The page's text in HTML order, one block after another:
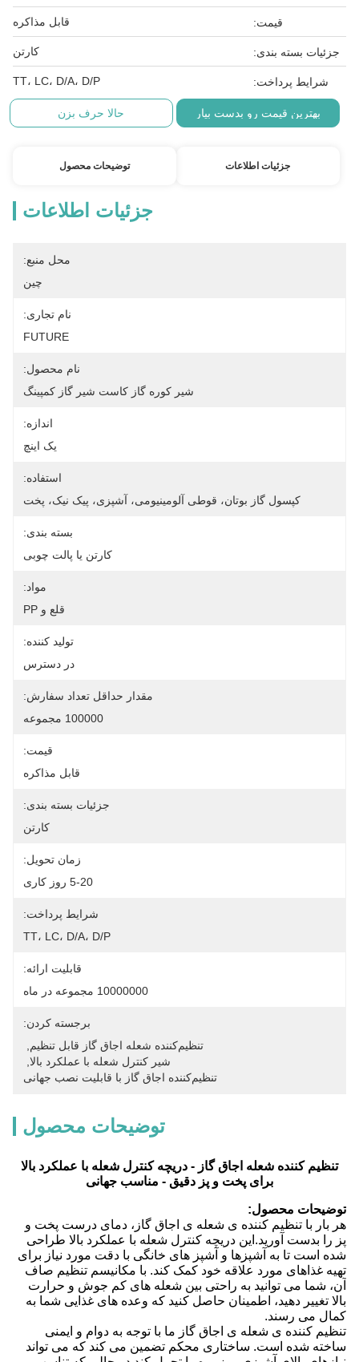
قیمت: قابل مذاکره
جزئیات بسته بندی: کارتن
شرایط پرداخت: TT، LC، D/A، D/P
بهترین قیمت رو بدست بیار حالا حرف بزن
جزئیات اطلاعات توضیحات محصول
جزئیات اطلاعات
محل منبع:
چین
نام تجاری:
FUTURE
نام محصول:
شیر کوره گاز کاست شیر ​​گاز کمپینگ
اندازه:
یک اینچ
استفاده:
کپسول گاز بوتان، قوطی آلومینیومی، آشپزی، پیک نیک، پخت
بسته بندی:
کارتن یا پالت چوبی
مواد:
قلع و PP
تولید کننده:
در دسترس
مقدار حداقل تعداد سفارش:
100000 مجموعه
قیمت:
قابل مذاکره
جزئیات بسته بندی:
کارتن
زمان تحویل:
5-20 روز کاری
شرایط پرداخت:
TT، LC، D/A، D/P
قابلیت ارائه:
10000000 مجموعه در ماه
برجسته کردن:
تنظیم‌کننده شعله اجاق گاز قابل تنظیم
شیر کنترل شعله با عملکرد بالا
تنظیم‌کننده اجاق گاز با قابلیت نصب جهانی
توضیحات محصول
تنظیم کننده شعله اجاق گاز - دریچه کنترل شعله با عملکرد بالا
برای پخت و پز دقیق - مناسب جهانی
توضیحات محصول:
هر بار با تنظیم کننده ی شعله ی اجاق گاز، دمای درست پخت و
پز را بدست آورید.این دریچه کنترل شعله با عملکرد بالا طراحی
شده است تا به آشپزها و آشپز های خانگی با دقت مورد نیاز برای
تهیه غذاهای مورد علاقه خود کمک کند. با مکانیسم تنظیم صاف
آن، شما می توانید به راحتی بین شعله های کم جوش و حرارت
بالا تغییر دهید، اطمینان حاصل کنید که وعده های غذایی شما به
کمال می رسند.
تنظیم کننده ی شعله ی اجاق گاز ما با توجه به دوام و ایمنی
ساخته شده است. ساختاری محکم تضمین می کند که می تواند